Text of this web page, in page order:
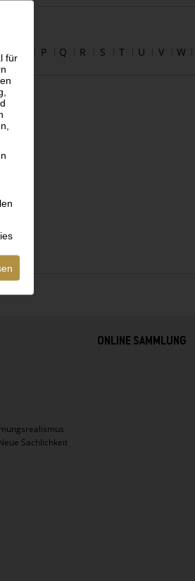
für
N P Q R S T U V W
Sachlichkeit
ONLINE SAMMLUNG